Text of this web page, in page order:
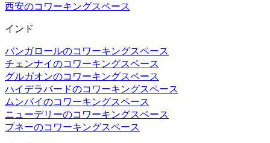
西安のコワーキングスペース
インド
バンガロールのコワーキングスペース
チェンナイのコワーキングスペース
グルガオンのコワーキングスペース
ハイデラバードのコワーキングスペース
ムンバイのコワーキングスペース
ニューデリーのコワーキングスペース
プネーのコワーキングスペース